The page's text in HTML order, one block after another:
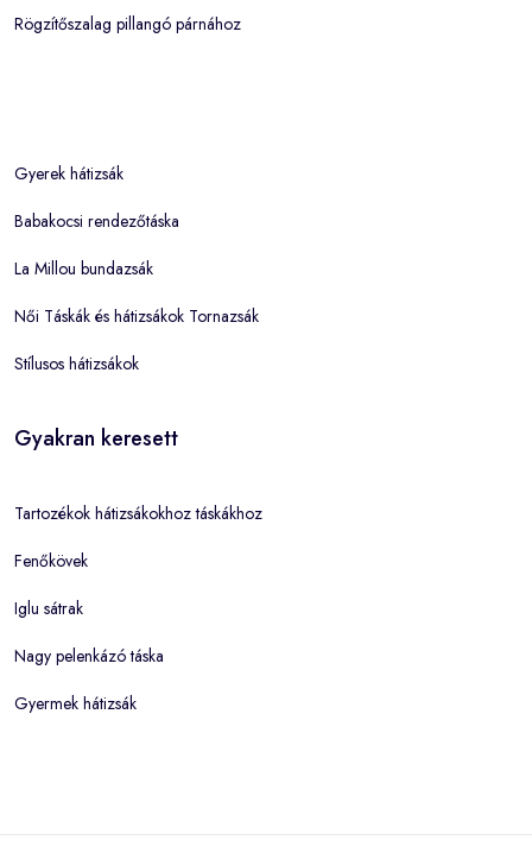
Rögzítőszalag pillangó párnához
Gyerek hátizsák
Babakocsi rendezőtáska
La Millou bundazsák
Női Táskák és hátizsákok Tornazsák
Stílusos hátizsákok
Gyakran keresett
Tartozékok hátizsákokhoz táskákhoz
Fenőkövek
Iglu sátrak
Nagy pelenkázó táska
Gyermek hátizsák